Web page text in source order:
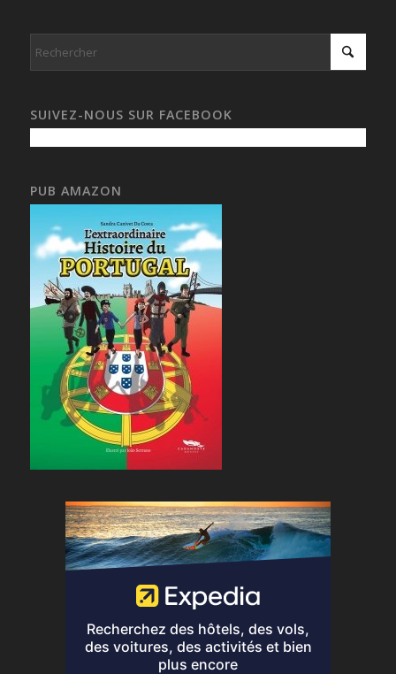
SUIVEZ-NOUS SUR FACEBOOK
PUB AMAZON